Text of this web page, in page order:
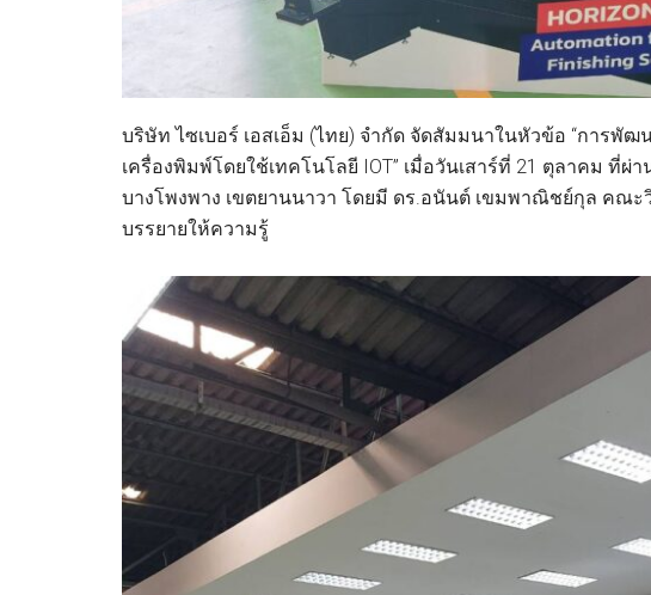
บริษัท ไซเบอร์ เอสเอ็ม (ไทย) จํากัด จัดสัมมนาในหัวข้อ “การพั
เครื่องพิมพ์โดยใช้เทคโนโลยี IOT” เมื่อวันเสาร์ที่ 21 ตุลาคม ที่
บางโพงพาง เขตยานนาวา โดยมี ดร.อนันต์ เขมพาณิชย์กุล คณ
บรรยายให้ความรู้